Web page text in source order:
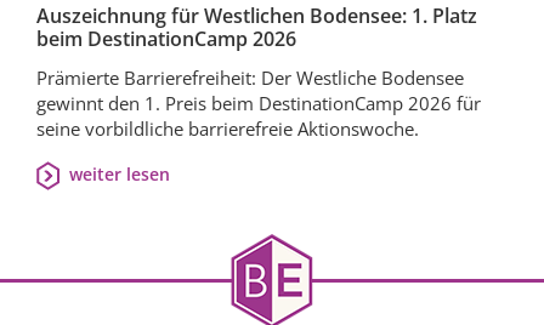
Auszeichnung für Westlichen Bodensee: 1. Platz
beim DestinationCamp 2026
Prämierte Barrierefreiheit: Der Westliche Bodensee
gewinnt den 1. Preis beim DestinationCamp 2026 für
seine vorbildliche barrierefreie Aktionswoche.
weiter lesen